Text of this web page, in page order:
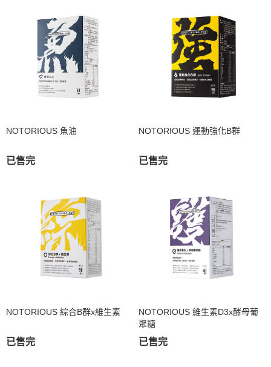
NOTORIOUS 魚油
已售完
NOTORIOUS 運動強化B群
已售完
NOTORIOUS 綜合B群x維生素
已售完
NOTORIOUS 維生素D3x酵母葡
聚糖
已售完